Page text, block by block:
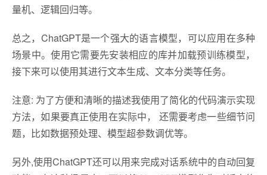
量机、逻辑回归等。
总之，ChatGPT是一个强大的语言模型，可以应用在多种
场景中。使用它需要先安装相应的库并加载预训练模型，
接下来可以使用其进行文本生成、文本分类等任务。
注意: 为了方便和清晰的描述我使用了简化的代码演示实现
方法，如果要真正使用在实际中， 还需要考虑一些细节问
题，比如数据预处理、模型超参数调优等。
另外,使用ChatGPT还可以用来完成对话系统中的自动回复